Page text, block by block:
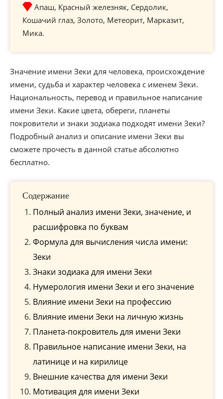
Апаш, Красный железняк, Сердолик,
Кошачий глаз, Золото, Метеорит, Марказит,
Мика.
Значение имени Зеки для человека, происхождение
имени, судьба и характер человека с именем Зеки.
Национальность, перевод и правильное написание
имени Зеки. Какие цвета, обереги, планеты
покровители и знаки зодиака подходят имени Зеки?
Подробный анализ и описание имени Зеки вы
сможете прочесть в данной статье абсолютно
бесплатно.
Содержание
Полный анализ имени Зеки, значение, и
расшифровка по буквам
Формула для вычисления числа имени:
Зеки
Знаки зодиака для имени Зеки
Нумерология имени Зеки и его значение
Влияние имени Зеки на профессию
Влияние имени Зеки на личную жизнь
Планета-покровитель для имени Зеки
Правильное написание имени Зеки, на
латинице и на кирилице
Внешние качества для имени Зеки
Мотивация для имени Зеки